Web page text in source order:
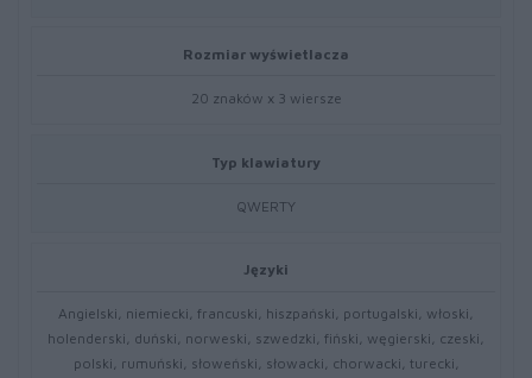
Rozmiar wyświetlacza
20 znaków x 3 wiersze
Typ klawiatury
QWERTY
Języki
Angielski, niemiecki, francuski, hiszpański, portugalski, włoski,
holenderski, duński, norweski, szwedzki, fiński, węgierski, czeski,
polski, rumuński, słoweński, słowacki, chorwacki, turecki,